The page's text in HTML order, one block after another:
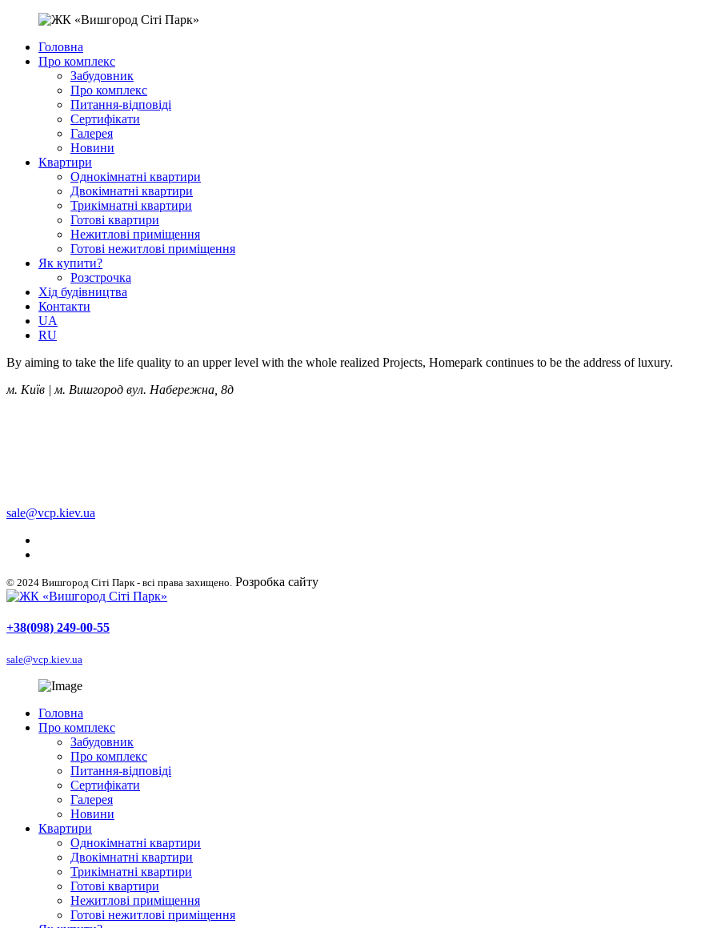
Головна
Про комплекс
Забудовник
Про комплекс
Питання-відповіді
Сертифікати
Галерея
Новини
Квартири
Однокімнатні квартири
Двокімнатні квартири
Трикімнатні квартири
Готові квартири
Нежитлові приміщення
Готові нежитлові приміщення
Як купити?
Розстрочка
Хід будівництва
Контакти
UA
RU
By aiming to take the life quality to an upper level with the whole realized Projects, Homepark continues to be the address of luxury.
м. Київ | м. Вишгород вул. Набережна, 8д
sale@vcp.kiev.ua
© 2024 Вишгород Сіті Парк - всі права захищено. Розробка сайту
+38(098) 249-00-55
sale@vcp.kiev.ua
Головна
Про комплекс
Забудовник
Про комплекс
Питання-відповіді
Сертифікати
Галерея
Новини
Квартири
Однокімнатні квартири
Двокімнатні квартири
Трикімнатні квартири
Готові квартири
Нежитлові приміщення
Готові нежитлові приміщення